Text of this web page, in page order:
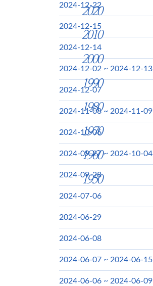
2020
2010
2000
1990
1980
1970
1960
1950
2024-12-22
2024-12-15
2024-12-14
2024-12-02 ~ 2024-12-13
2024-12-07
2024-11-08 ~ 2024-11-09
2024-10-06
2024-09-27 ~ 2024-10-04
2024-09-28
2024-07-06
2024-06-29
2024-06-08
2024-06-07 ~ 2024-06-15
2024-06-06 ~ 2024-06-09